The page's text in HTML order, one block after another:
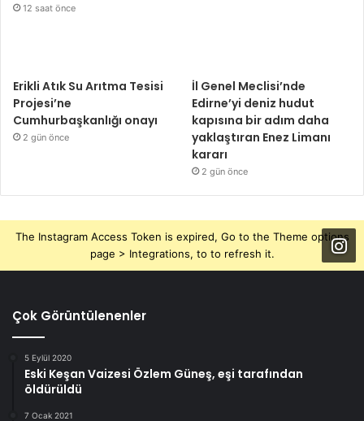
12 saat önce
Erikli Atık Su Arıtma Tesisi
Projesi’ne
Cumhurbaşkanlığı onayı
2 gün önce
İl Genel Meclisi’nde
Edirne’yi deniz hudut
kapısına bir adım daha
yaklaştıran Enez Limanı
kararı
2 gün önce
The Instagram Access Token is expired, Go to the Theme options
page > Integrations, to to refresh it.
Çok Görüntülenenler
5 Eylül 2020
Eski Keşan Vaizesi Özlem Güneş, eşi tarafından
öldürüldü
7 Ocak 2021